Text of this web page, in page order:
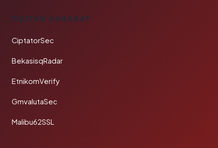
TAUTAN SAHABAT
CiptatorSec
BekasisqRadar
EtnikomVerify
GmvalutaSec
Malibu62SSL